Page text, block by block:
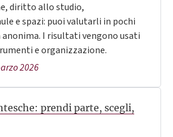
diritto allo studio,
e spazi: puoi valutarli in pochi
I risultati vengono usati
e organizzazione.
2026
prendi parte, scegli,